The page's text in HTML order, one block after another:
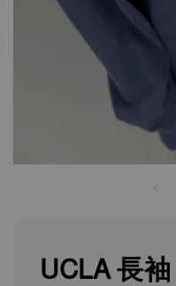
UCLA 長袖